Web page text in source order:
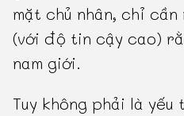
mặt chủ nhân, chỉ
(với độ tin cậy cao)
nam giới.
Tuy không phải là